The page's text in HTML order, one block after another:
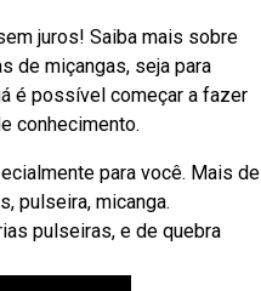
juros! Saiba mais sobre
de miçangas, seja para
é possível começar a fazer
conhecimento.
para você. Mais de
pulseira, micanga.
pulseiras, e de quebra